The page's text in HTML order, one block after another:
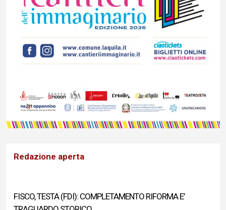
Redazione aperta
FISCO, TESTA (FDI): COMPLETAMENTO RIFORMA E’